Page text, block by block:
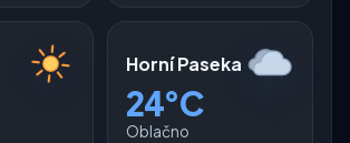
Horní Paseka
24°C
Oblačno